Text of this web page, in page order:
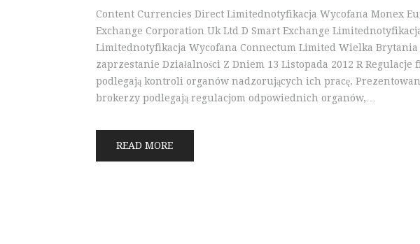
Content Currencies Direct Limitednotyfikacja Wycofana Monex
Exchange Corporation Uk Ltd D Smart Exchange
Limitednotyfikacja Wycofana Connectum Limited Wielka Brytania
zaprzestanie Działalności Z Dniem 13 Listopada 2012 R
podlegają kontroli organów nadzorujących ich pracę.
brokerzy podlegają regulacjom odpowiednich organów,…
READ MORE